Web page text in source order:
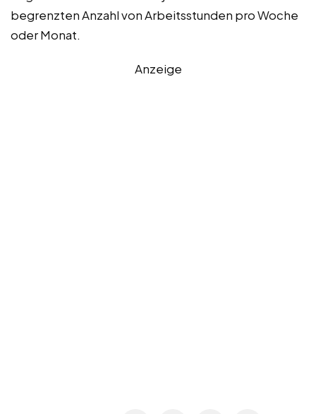
begrenzten Anzahl von Arbeitsstunden pro Woche
oder Monat.
Anzeige